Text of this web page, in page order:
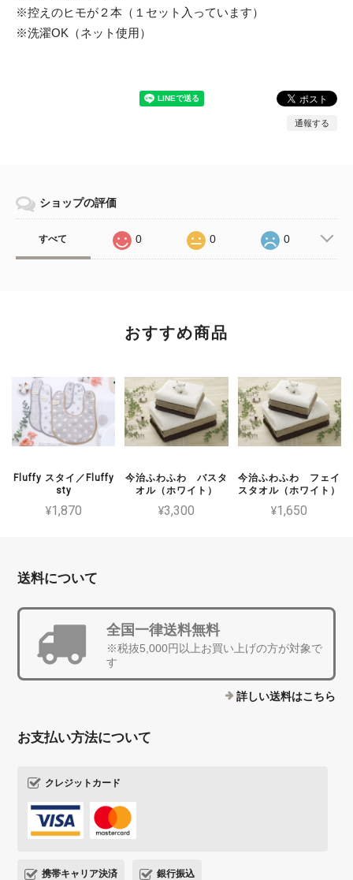
※控えのヒモが２本（１セット入っています）
※洗濯OK（ネット使用）
通報する
ショップの評価
すべて 0 0 0
おすすめ商品
Fluffy スタイ／Fluffy
sty
¥1,870
今治ふわふわ バスタ
オル（ホワイト）
¥3,300
今治ふわふわ フェイ
スタオル（ホワイト）
¥1,650
送料について
全国一律送料無料
※税抜5,000円以上お買い上げの方が対象で
す
詳しい送料はこちら
お支払い方法について
クレジットカード
携帯キャリア決済 銀行振込